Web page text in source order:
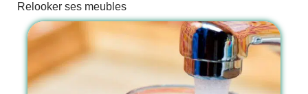
Relooker ses meubles